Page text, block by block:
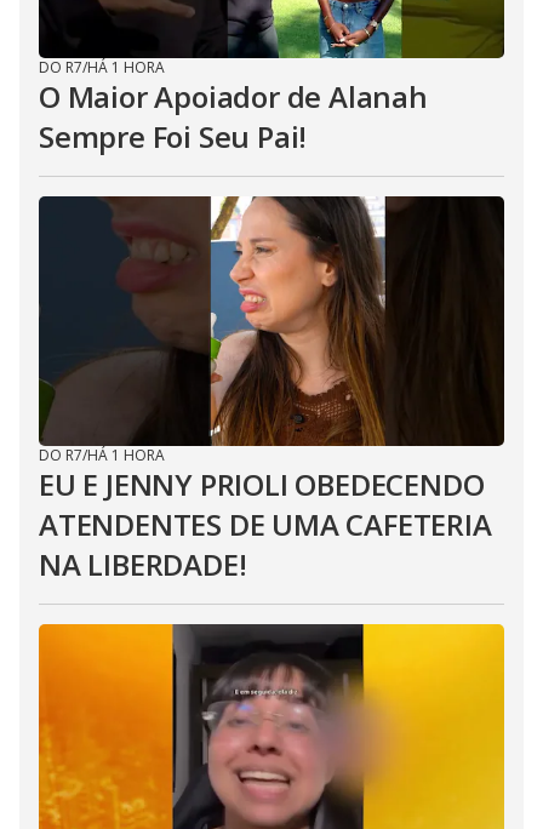
DO R7/HÁ 1 HORA
O Maior Apoiador de Alanah
Sempre Foi Seu Pai!
DO R7/HÁ 1 HORA
EU E JENNY PRIOLI OBEDECENDO
ATENDENTES DE UMA CAFETERIA
NA LIBERDADE!